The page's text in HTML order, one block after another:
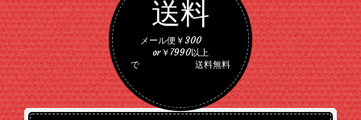
送料
メール便￥300
or￥7990以上
で 送料無料